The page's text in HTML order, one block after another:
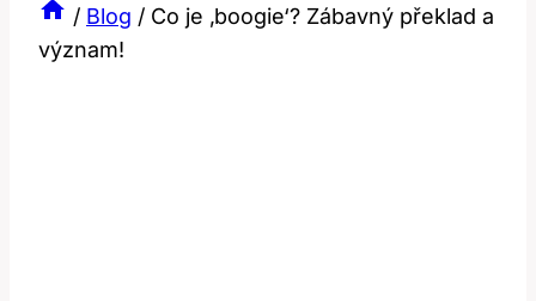
/ Blog / Co je ‚boogie‘? Zábavný překlad a
význam!